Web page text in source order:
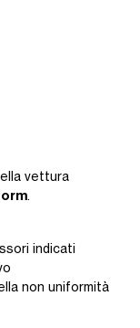
vettura
.
indicati
non uniformità